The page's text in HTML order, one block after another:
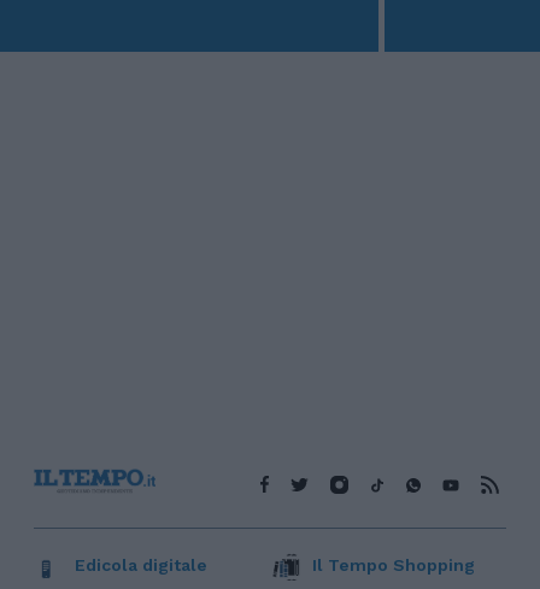
Edicola digitale Il Tempo Shopping